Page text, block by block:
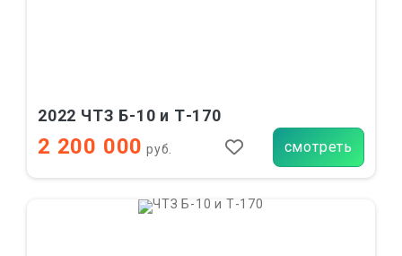
2022 ЧТЗ Б-10 и Т-170
2 200 000 руб. смотреть